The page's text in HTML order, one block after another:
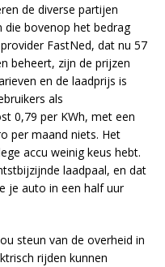
de diverse partijen
bovenop het bedrag
FastNed, dat nu 57
beheert, zijn de prijzen
en de laadprijs is
als
0,79 per KWh, met een
per maand niets. Het
accu weinig keus hebt.
laadpaal, en dat
je auto in een half uur
steun van de overheid in
rijden kunnen